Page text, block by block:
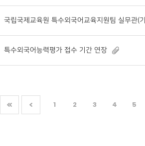
국립국제교육원 특수외국어교육지원팀 실무관
특수외국어능력평가 접수 기간 연장
1 2 3 4 5